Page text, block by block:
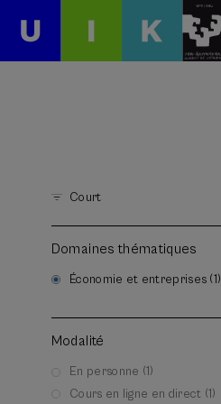
Court
Domaines thématiques
Économie et entreprises (1)
Modalité
En personne (1)
Cours en ligne en direct (1)